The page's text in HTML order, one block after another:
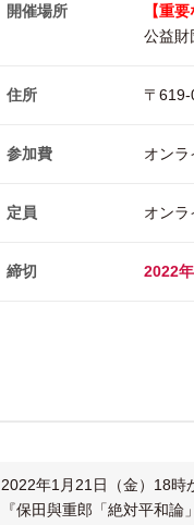
開催場所
【重
公益財
住所 〒
参加費 オン
定員 オン
締切 2022
2022年1月21日（金）18時
『保田與重郎「絶対平和